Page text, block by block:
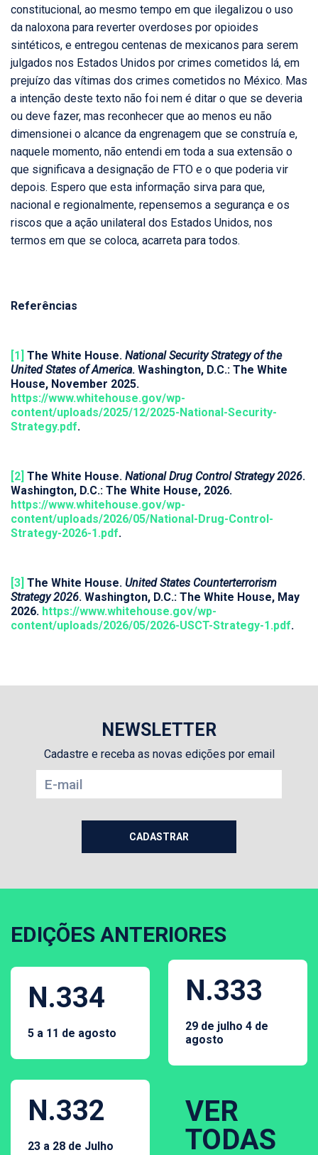
constitucional, ao mesmo tempo em que ilegalizou o uso
da naloxona para reverter overdoses por opioides
sintéticos, e entregou centenas de mexicanos para serem
julgados nos Estados Unidos por crimes cometidos lá, em
prejuízo das vítimas dos crimes cometidos no México. Mas
a intenção deste texto não foi nem é ditar o que se deveria
ou deve fazer, mas reconhecer que ao menos eu não
dimensionei o alcance da engrenagem que se construía e,
naquele momento, não entendi em toda a sua extensão o
que significava a designação de FTO e o que poderia vir
depois. Espero que esta informação sirva para que,
nacional e regionalmente, repensemos a segurança e os
riscos que a ação unilateral dos Estados Unidos, nos
termos em que se coloca, acarreta para todos.
Referências
[1] The White House. National Security Strategy of the
United States of America. Washington, D.C.: The White
House, November 2025.
https://www.whitehouse.gov/wp-
content/uploads/2025/12/2025-National-Security-
Strategy.pdf.
[2] The White House. National Drug Control Strategy 2026.
Washington, D.C.: The White House, 2026.
https://www.whitehouse.gov/wp-
content/uploads/2026/05/National-Drug-Control-
Strategy-2026-1.pdf.
[3] The White House. United States Counterterrorism
Strategy 2026. Washington, D.C.: The White House, May
2026. https://www.whitehouse.gov/wp-
content/uploads/2026/05/2026-USCT-Strategy-1.pdf.
NEWSLETTER
Cadastre e receba as novas edições por email
EDIÇÕES ANTERIORES
N.334
5 a 11 de agosto
N.333
29 de julho 4 de
agosto
N.332
23 a 28 de Julho
VER
TODAS